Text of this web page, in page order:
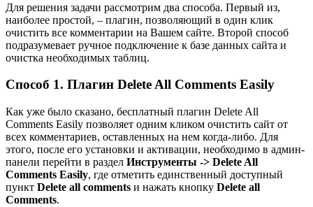
Для решения задачи рассмотрим два способа. Первый из,
наиболее простой, – плагин, позволяющий в один клик
очистить все комментарии на Вашем сайте. Второй способ
подразумевает ручное подключение к базе данных сайта и
очистка необходимых таблиц.
Способ 1. Плагин Delete All Comments Easily
Как уже было сказано, бесплатный плагин Delete All
Comments Easily позволяет одним кликом очистить сайт от
всех комментариев, оставленных на нем когда-либо. Для
этого, после его установки и активации, необходимо в админ-
панели перейти в раздел Инструменты -> Delete All
Comments Easily, где отметить единственный доступный
пункт Delete all comments и нажать кнопку Delete all
Comments.